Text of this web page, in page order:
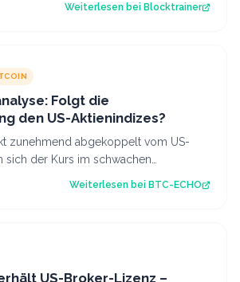
Weiterlesen bei Blocktrainer
Folgt die
den US-Aktienindizes?
zunehmend abgekoppelt vom US-
sich der Kurs im schwachen
Weiterlesen bei BTC-ECHO
US-Broker-Lizenz –